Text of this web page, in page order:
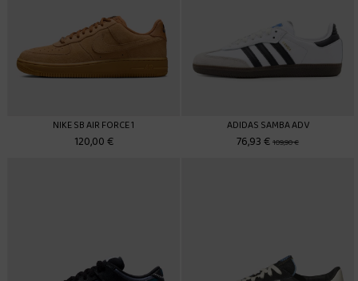
NIKE SB AIR FORCE 1
120,00 €
ADIDAS SAMBA ADV
76,93 €109,90 €